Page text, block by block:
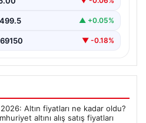
▲ +0.05%
▼ -0.18%
Altın fiyatları ne kadar oldu?
altını alış satış fiyatları